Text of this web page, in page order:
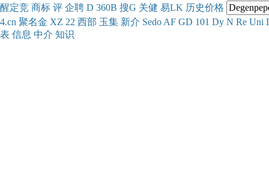
醒定竞 商标 评 企聘 D 360B 搜G 关健 易LK 历史价格
4.cn 聚名金 XZ 22 西部 玉集 新介 Sedo AF GD 101 Dy N Re Uni
表 信息 中介 知识